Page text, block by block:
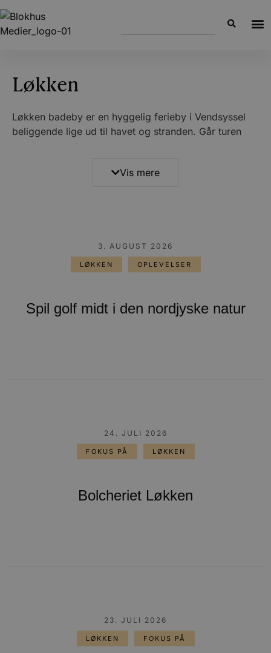
Løkken
Løkken badeby er en hyggelig ferieby i Vendsyssel
beliggende lige ud til havet og stranden. Går turen
enestående natur med høje skrænter og havkig.
området, og du kan altid finde flere nyheder under
menupunktet nyheder eller under hver by.
Vis mere
LØKKEN OPLEVELSER
Spil golf midt i den nordjyske natur
3. AUGUST 2026
FOKUS PÅ LØKKEN
Bolcheriet Løkken
24. JULI 2026
LØKKEN FOKUS PÅ
23. JULI 2026